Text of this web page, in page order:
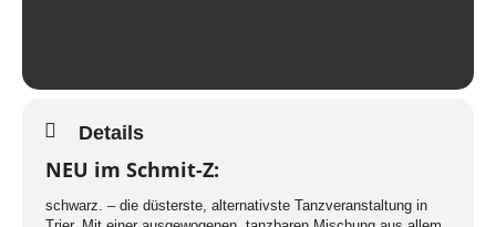
Details
NEU im Schmit-Z:
schwarz. – die düsterste, alternativste Tanzveranstaltung in